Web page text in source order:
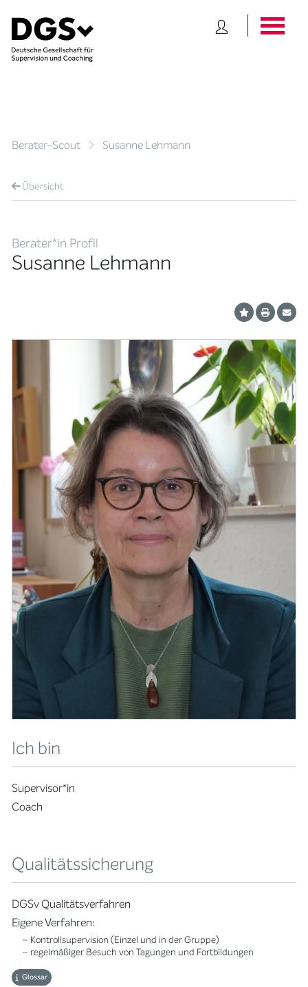
Berater-Scout Susanne Lehmann
Übersicht
Berater*in Profil
Susanne Lehmann
Ich bin
Supervisor*in
Coach
Qualitätssicherung
DGSv Qualitätsverfahren
Eigene Verfahren:
– Kontrollsupervision (Einzel und in der Gruppe)
– regelmäßiger Besuch von Tagungen und Fortbildungen
Glossar